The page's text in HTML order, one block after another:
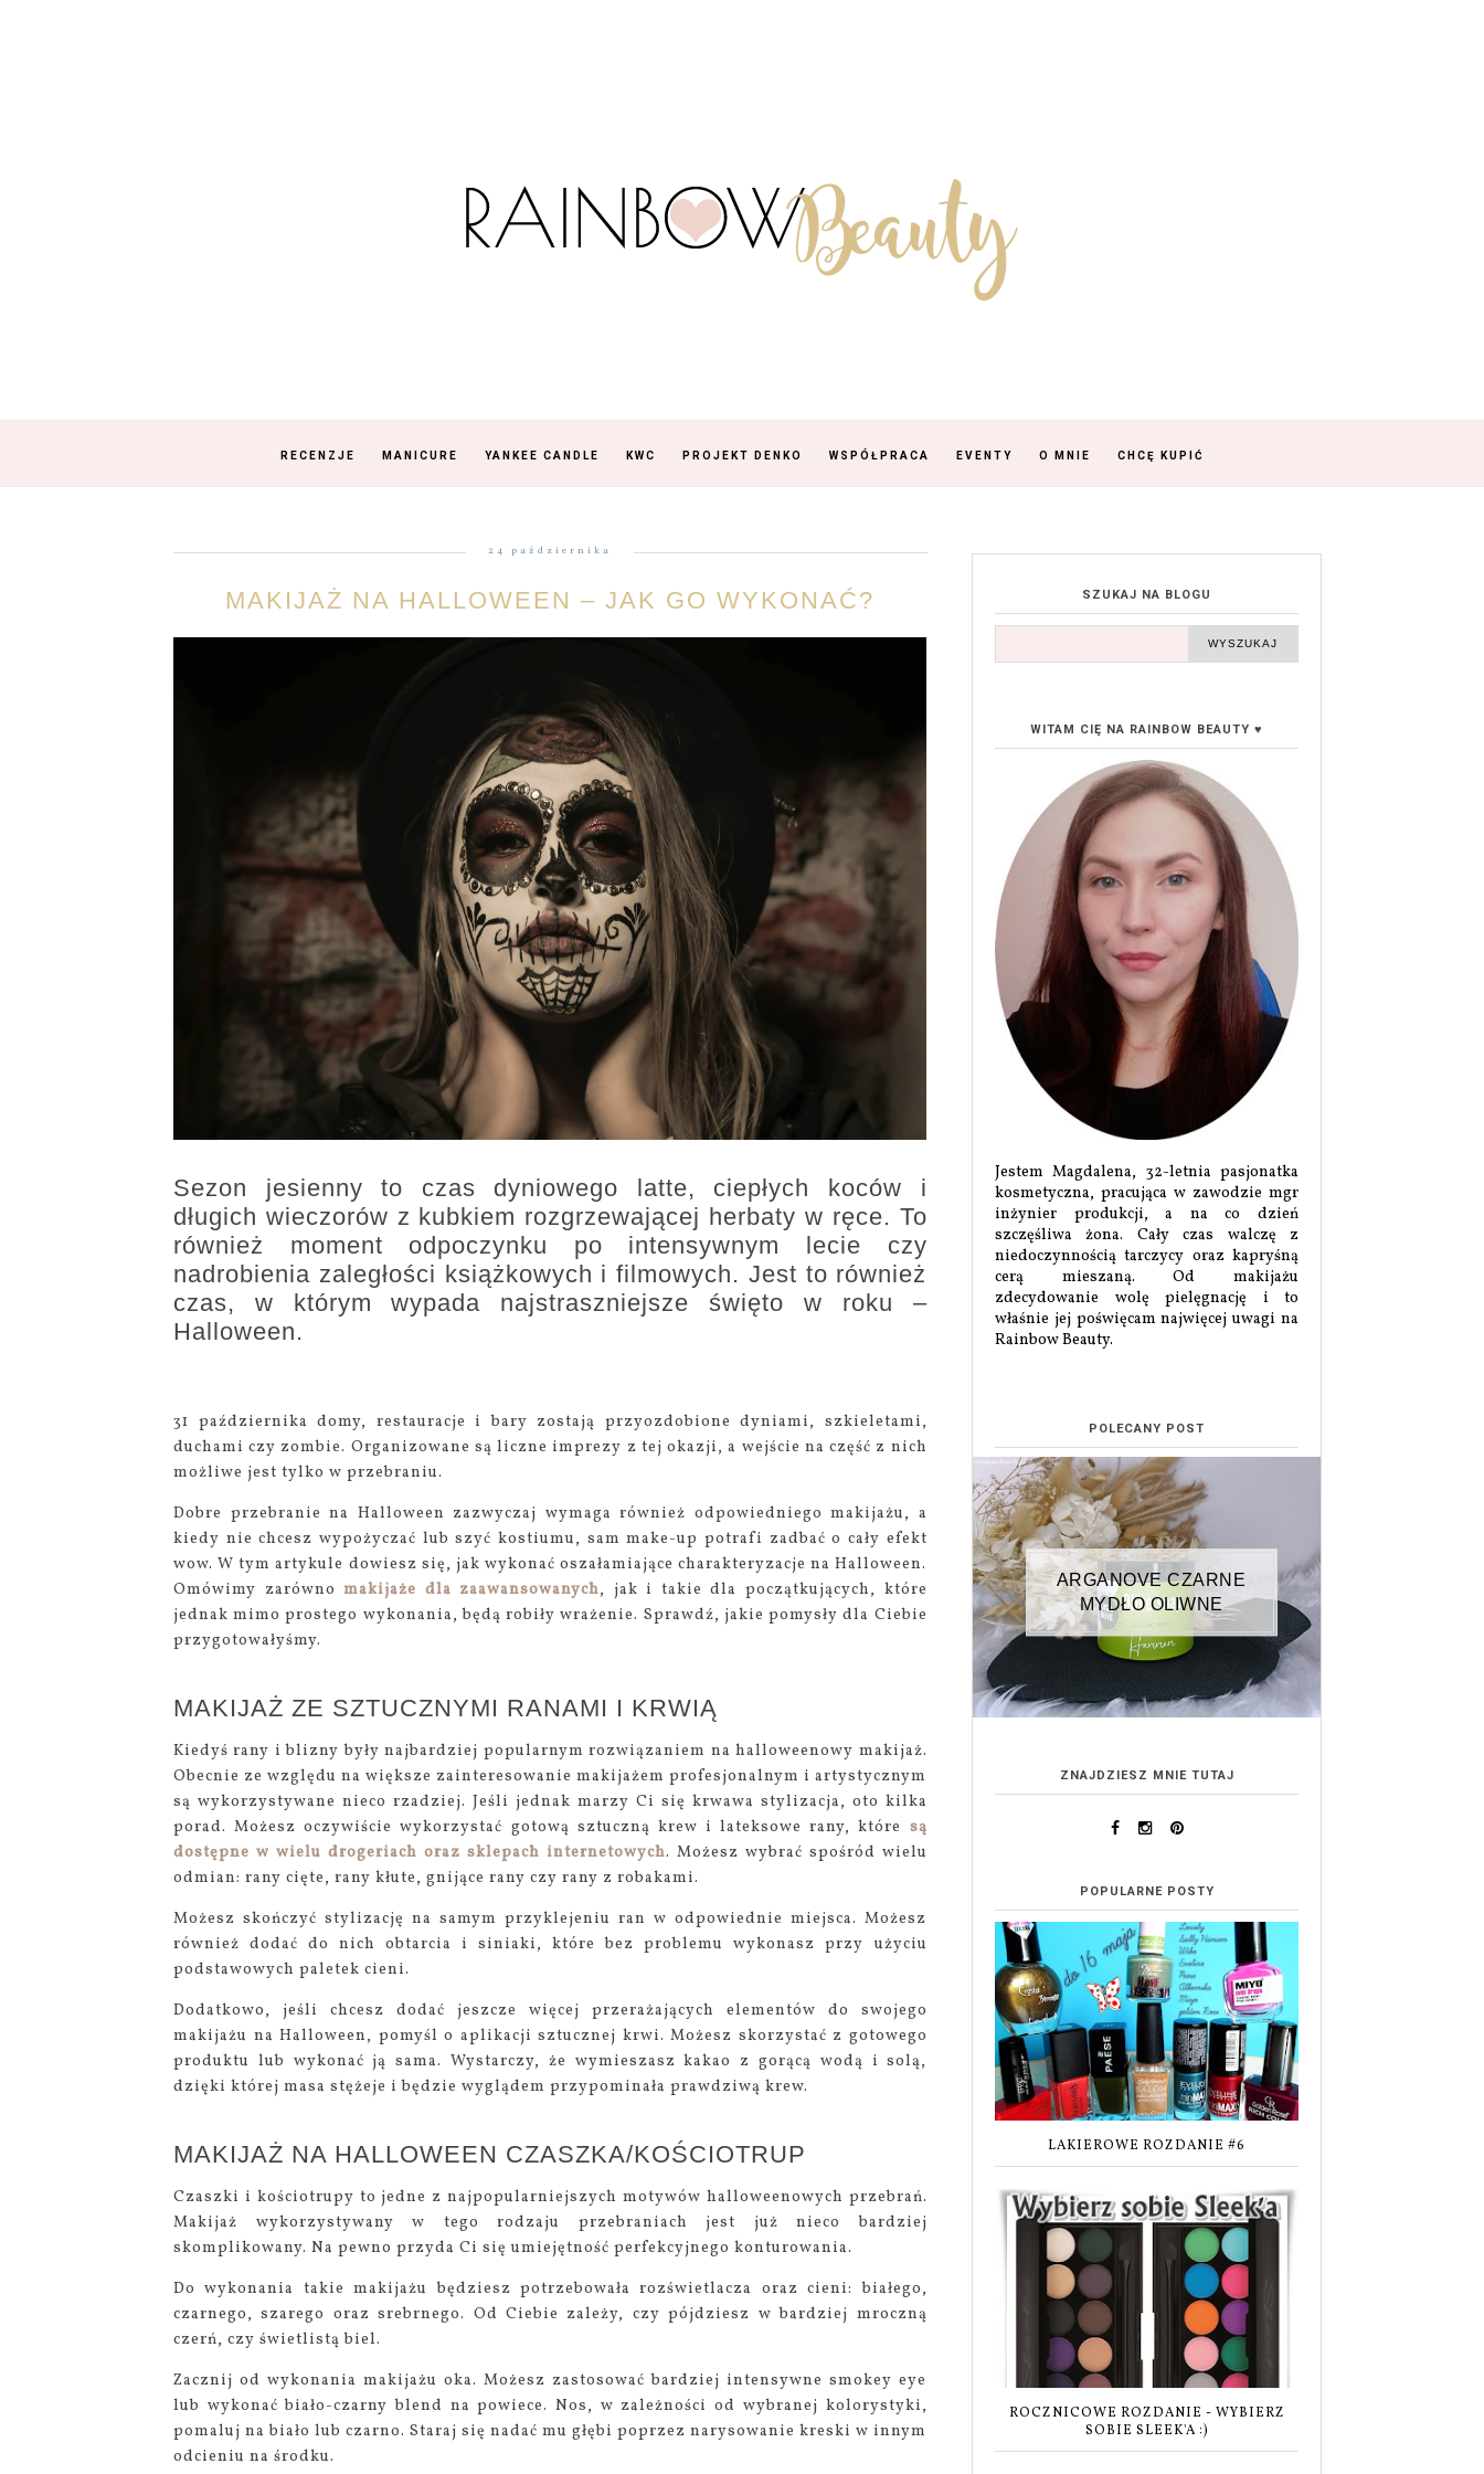
RECENZJE MANICURE YANKEE CANDLE KWC PROJEKT DENKO WSPÓŁPRACA EVENTY O MNIE CHCĘ KUPIĆ
24 października
MAKIJAŻ NA HALLOWEEN – JAK GO WYKONAĆ?
Sezon jesienny to czas dyniowego latte, ciepłych koców i
długich wieczorów z kubkiem rozgrzewającej herbaty w ręce. To
również moment odpoczynku po intensywnym lecie czy
nadrobienia zaległości książkowych i filmowych. Jest to również
czas, w którym wypada najstraszniejsze święto w roku –
Halloween.
31 października domy, restauracje i bary zostają przyozdobione dyniami, szkieletami,
duchami czy zombie. Organizowane są liczne imprezy z tej okazji, a wejście na część z nich
możliwe jest tylko w przebraniu.
Dobre przebranie na Halloween zazwyczaj wymaga również odpowiedniego makijażu, a
kiedy nie chcesz wypożyczać lub szyć kostiumu, sam make-up potrafi zadbać o cały efekt
wow. W tym artykule dowiesz się, jak wykonać oszałamiające charakteryzacje na Halloween.
Omówimy zarównomakijaże dla zaawansowanych, jak i takie dla początkujących, które
jednak mimo prostego wykonania, będą robiły wrażenie. Sprawdź, jakie pomysły dla Ciebie
przygotowałyśmy.
MAKIJAŻ ZE SZTUCZNYMI RANAMI I KRWIĄ
Kiedyś rany i blizny były najbardziej popularnym rozwiązaniem na halloweenowy makijaż.
Obecnie ze względu na większe zainteresowanie makijażem profesjonalnym i artystycznym
są wykorzystywane nieco rzadziej. Jeśli jednak marzy Ci się krwawa stylizacja, oto kilka
porad. Możesz oczywiście wykorzystać gotową sztuczną krew i lateksowe rany, które są
dostępne w wielu drogeriach oraz sklepach internetowych. Możesz wybrać spośród wielu
odmian: rany cięte, rany kłute, gnijące rany czy rany z robakami.
Możesz skończyć stylizację na samym przyklejeniu ran w odpowiednie miejsca. Możesz
również dodać do nich obtarcia i siniaki, które bez problemu wykonasz przy użyciu
podstawowych paletek cieni.
Dodatkowo, jeśli chcesz dodać jeszcze więcej przerażających elementów do swojego
makijażu na Halloween, pomyśl o aplikacji sztucznej krwi. Możesz skorzystać z gotowego
produktu lub wykonać ją sama. Wystarczy, że wymieszasz kakao z gorącą wodą i solą,
dzięki której masa stężeje i będzie wyglądem przypominała prawdziwą krew.
MAKIJAŻ NA HALLOWEEN CZASZKA/KOŚCIOTRUP
Czaszki i kościotrupy to jedne z najpopularniejszych motywów halloweenowych przebrań.
Makijaż wykorzystywany w tego rodzaju przebraniach jest już nieco bardziej
skomplikowany. Na pewno przyda Ci się umiejętność perfekcyjnego konturowania.
Do wykonania takie makijażu będziesz potrzebowała rozświetlacza oraz cieni: białego,
czarnego, szarego oraz srebrnego. Od Ciebie zależy, czy pójdziesz w bardziej mroczną
czerń, czy świetlistą biel.
Zacznij od wykonania makijażu oka. Możesz zastosować bardziej intensywne smokey eye
lub wykonać biało-czarny blend na powiece. Nos, w zależności od wybranej kolorystyki,
pomaluj na biało lub czarno. Staraj się nadać mu głębi poprzez narysowanie kreski w innym
odcieniu na środku.
SZUKAJ NA BLOGU
WITAM CIĘ NA RAINBOW BEAUTY ♥
Jestem Magdalena, 32-letnia pasjonatka
kosmetyczna, pracująca w zawodzie mgr
inżynier produkcji, a na co dzień
szczęśliwa żona. Cały czas walczę z
niedoczynnością tarczycy oraz kapryśną
cerą mieszaną. Od makijażu
zdecydowanie wolę pielęgnację i to
właśnie jej poświęcam najwięcej uwagi na
Rainbow Beauty.
POLECANY POST
ARGANOVE CZARNE
MYDŁO OLIWNE
ZNAJDZIESZ MNIE TUTAJ
POPULARNE POSTY
LAKIEROWE ROZDANIE #6
ROCZNICOWE ROZDANIE - WYBIERZ
SOBIE SLEEK'A :)